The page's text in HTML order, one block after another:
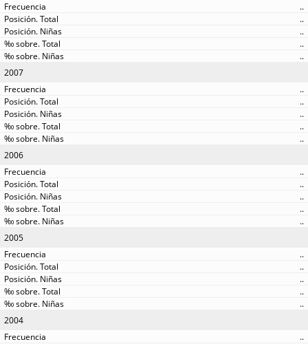
..
..
..
..
..
2007
..
..
..
..
..
2006
..
..
..
..
..
2005
..
..
..
..
..
2004
..